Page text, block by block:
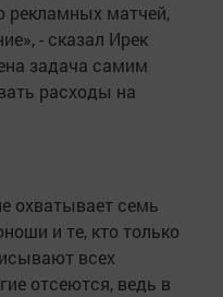
рекламных матчей,
- сказал Ирек
задача самим
расходы на
охватывает семь
и те, кто только
всех
отсеются, ведь в